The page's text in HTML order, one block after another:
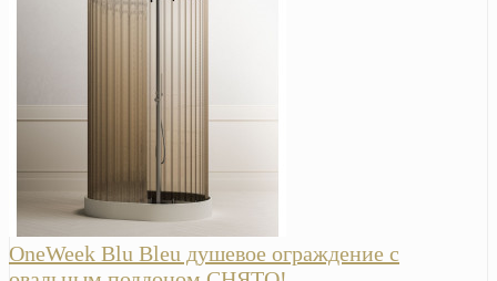
OneWeek Blu Bleu душевое ограждение с